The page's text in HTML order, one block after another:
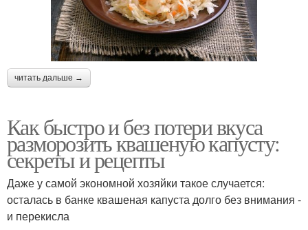
читать дальше →
Как быстро и без потери вкуса
разморозить квашеную капусту:
секреты и рецепты
Даже у самой экономной хозяйки такое случается:
осталась в банке квашеная капуста долго без внимания -
и перекисла